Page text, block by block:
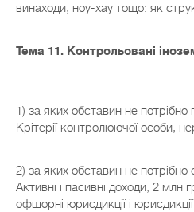
винаходи, ноу-хау тощо: як
Тема 11. Контрольовані
1) за яких обставин не потрібно
Крітерії контролюючої особи,
2) за яких обставин не
Активні і пасивні доходи, 2 млн
офшорні юрисдикції і